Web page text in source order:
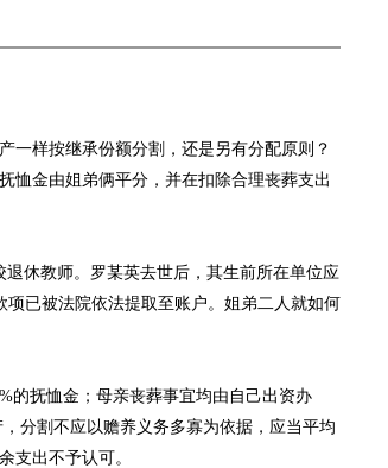
样按继承份额分割，还是另有分配原则？
恤金由姐弟俩平分，并在扣除合理丧葬支出
休教师。罗某英去世后，其生前所在单位应
项已被法院依法提取至账户。姐弟二人就如何
抚恤金；母亲丧葬事宜均由自己出资办
分割不应以赡养义务多寡为依据，应当平均
支出不予认可。